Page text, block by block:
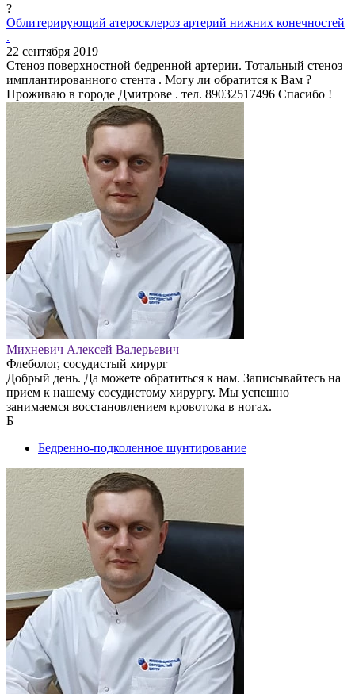
?
Облитерирующий атеросклероз артерий нижних конечностей
.
22 сентября 2019
Стеноз поверхностной бедренной артерии. Тотальный стеноз
имплантированного стента . Могу ли обратится к Вам ?
Проживаю в городе Дмитрове . тел. 89032517496 Спасибо !
Михневич Алексей Валерьевич
Флеболог, сосудистый хирург
Добрый день. Да можете обратиться к нам. Записывайтесь на
прием к нашему сосудистому хирургу. Мы успешно
занимаемся восстановлением кровотока в ногах.
Б
Бедренно-подколенное шунтирование